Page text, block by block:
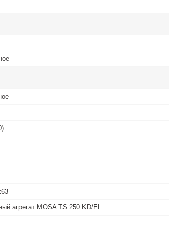
агрегат MOSA TS 250 KD/EL